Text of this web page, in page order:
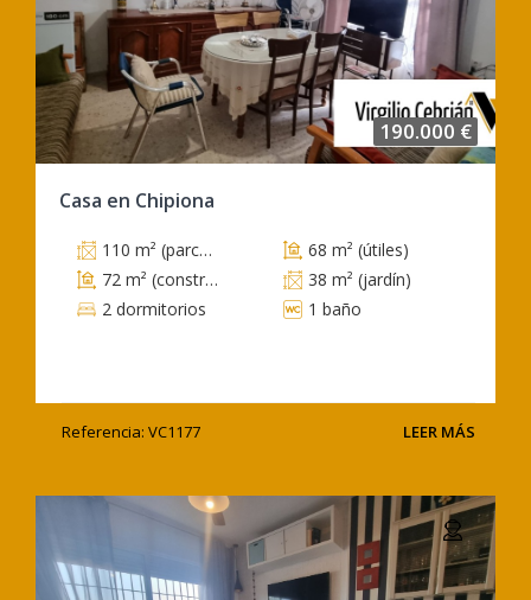
190.000 €
Casa en Chipiona
110 m² (parcela)
68 m² (útiles)
72 m² (construidos)
38 m² (jardín)
2 dormitorios
1 baño
Referencia: VC1177 LEER MÁS